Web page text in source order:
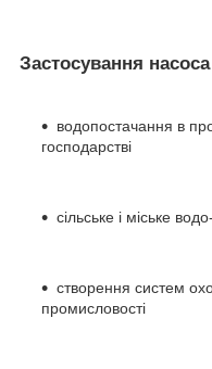
Застосування
водопостачання в
господарстві
сільське і міське
створення систем
промисловості